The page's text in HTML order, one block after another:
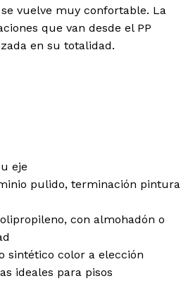
vuelve muy confortable. La
que van desde el PP
en su totalidad.
eje
pulido, terminación pintura
con almohadón o
sintético color a elección
ideales para pisos